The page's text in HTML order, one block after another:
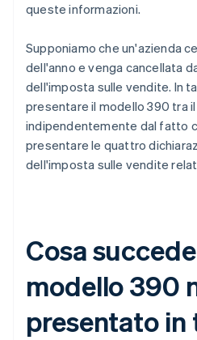
queste informazioni.
Supponiamo che un'azienda
dell'anno e venga cancellata
dell'imposta sulle vendite. In
presentare il modello 390 tra il
indipendentemente dal fatto
presentare le quattro
dell'imposta sulle vendite
Cosa
modello 390
presentato in